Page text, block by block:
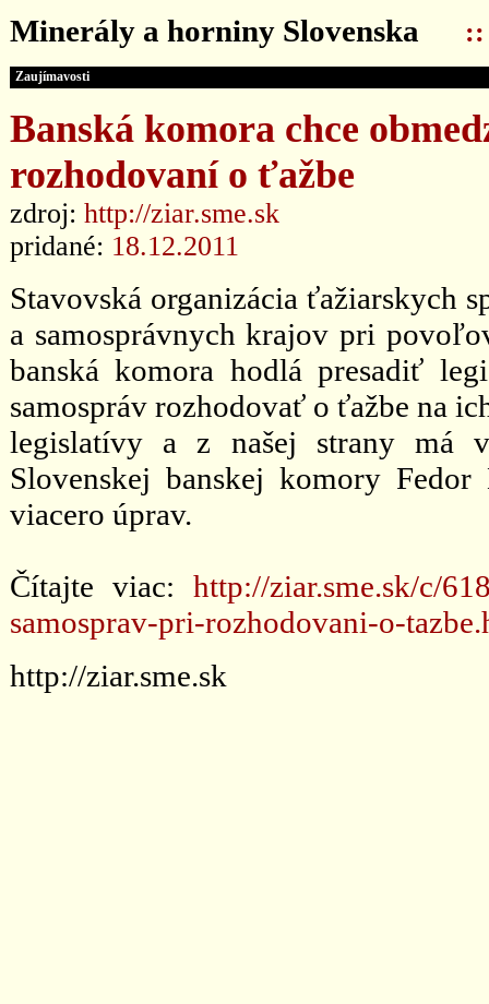
Minerály a horniny Slovenska ::
Zaujímavosti
Banská komora chce
rozhodovaní o ťažbe
zdroj: http://ziar.sme.sk
pridané: 18.12.2011
Stavovská organizácia ťažiarskych
a samosprávnych krajov pri
banská komora hodlá presadiť
samospráv rozhodovať o ťažbe na
legislatívy a z našej strany má
Slovenskej banskej komory
viacero úprav.
Čítajte viac: http://ziar.sme.sk/c/
samosprav-pri-rozhodovani-o-
http://ziar.sme.sk